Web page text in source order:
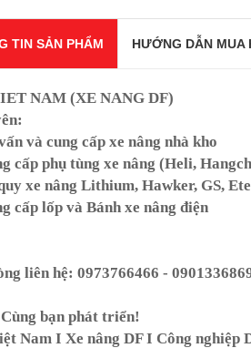
TIN SẢN PHẨM HƯỚNG DẪN MUA
NAM (XE NANG DF)
và cung cấp xe nâng nhà kho
cấp phụ tùng xe nâng (Heli,
xe nâng Lithium, Hawker, GS,
cấp lốp và Bánh xe nâng điện
liên hệ: 0973766466 -
bạn phát triển!
Nam I Xe nâng DF I Công nghiệp